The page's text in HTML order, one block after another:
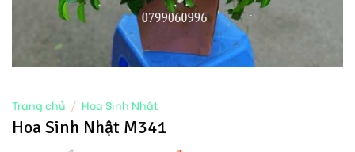
Trang chủ / Hoa Sinh Nhật
Hoa Sinh Nhật M341